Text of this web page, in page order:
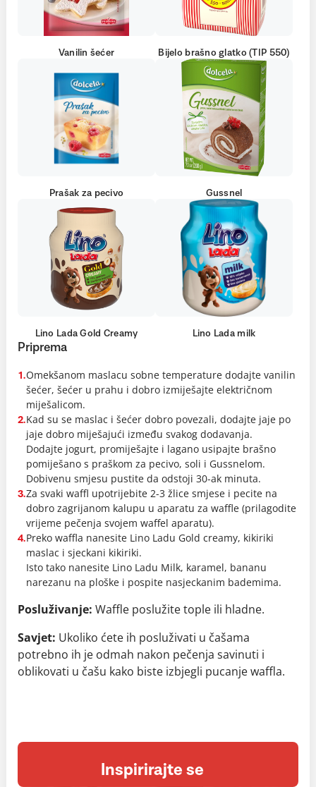
Vanilin šećer Bijelo brašno glatko (TIP 550)
Prašak za pecivo Gussnel
Lino Lada Gold Creamy Lino Lada milk
Priprema
1.Omekšanom maslacu sobne temperature dodajte vanilin
šećer, šećer u prahu i dobro izmiješajte električnom
miješalicom.
2.Kad su se maslac i šećer dobro povezali, dodajte jaje po
jaje dobro miješajući između svakog dodavanja.
Dodajte jogurt, promiješajte i lagano usipajte brašno
pomiješano s praškom za pecivo, soli i Gussnelom.
Dobivenu smjesu pustite da odstoji 30-ak minuta.
3.Za svaki waffl upotrijebite 2-3 žlice smjese i pecite na
dobro zagrijanom kalupu u aparatu za waffle (prilagodite
vrijeme pečenja svojem waffel aparatu).
4.Preko waffla nanesite Lino Ladu Gold creamy, kikiriki
maslac i sjeckani kikiriki.
Isto tako nanesite Lino Ladu Milk, karamel, bananu
narezanu na ploške i pospite nasjeckanim bademima.
Posluživanje: Waffle poslužite tople ili hladne.
Savjet: Ukoliko ćete ih posluživati u čašama
potrebno ih je odmah nakon pečenja savinuti i
oblikovati u čašu kako biste izbjegli pucanje waffla.
Inspirirajte se